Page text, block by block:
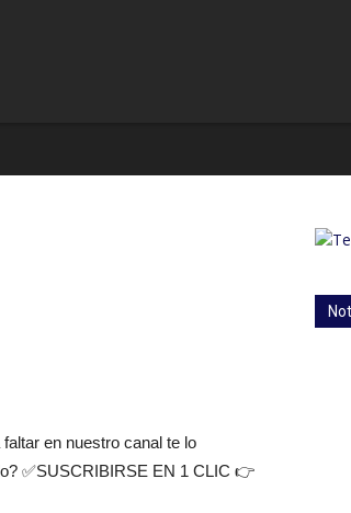
en nuestro canal te lo
✅SUSCRIBIRSE EN 1 CLIC 👉